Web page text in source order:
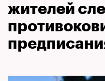
жителей